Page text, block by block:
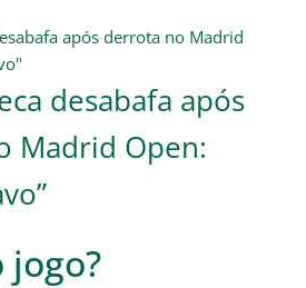
desabafa após
Madrid Open:
jogo?